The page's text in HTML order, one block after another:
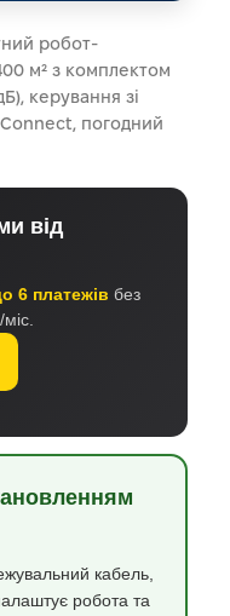
робот-
м² з комплектом
керування зі
погодний
від
6 платежів без
кабель,
робота та